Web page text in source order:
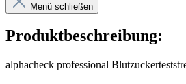
Menü schließen
Produktbeschreibung:
alphacheck professional